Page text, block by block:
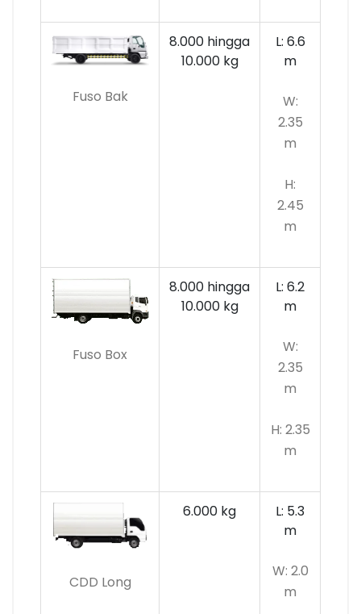
Fuso Bak
8.000 hingga
10.000kg
L: 6.6
m
W:
2.35
m
H:
2.45
m
Fuso Box
8.000 hingga
10.000 kg
L: 6.2
m
W:
2.35
m
H: 2.35
m
CDD Long
6.000 kg
L: 5.3
m
W: 2.0
m